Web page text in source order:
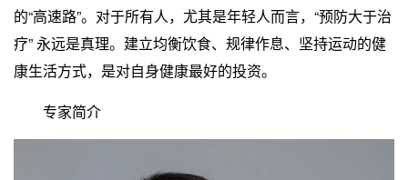
的“高速路”。对于所有人，尤其是年轻人而言，“预防大于治
疗” 永远是真理。建立均衡饮食、规律作息、坚持运动的健
康生活方式，是对自身健康最好的投资。
专家简介